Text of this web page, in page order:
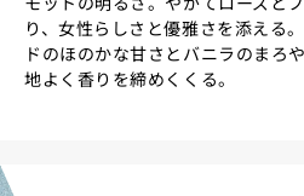
り、女性らしさと優雅さを添える
ドのほのかな甘さとバニラのまろ
地よく香りを締めくくる。